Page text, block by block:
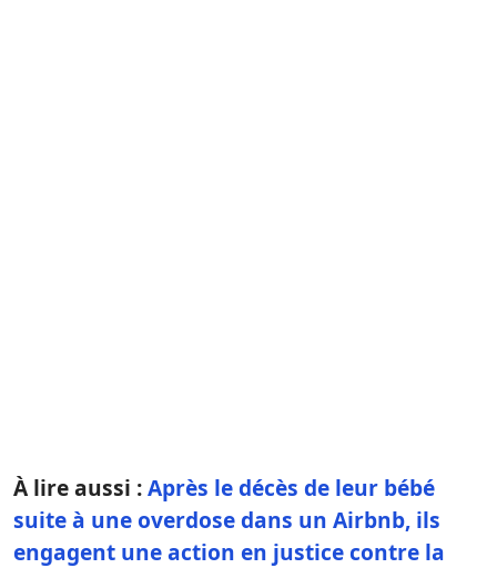
À lire aussi :Après le décès de leur bébé
suite à une overdose dans un Airbnb, ils
engagent une action en justice contre la